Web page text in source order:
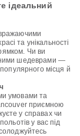
ідеальний
та унікальності
Чи ви
шедеврами —
місця й
умовами та
приємною
у справах чи
у вас під